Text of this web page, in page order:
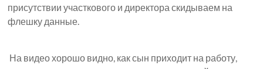
присутствии участкового и директора скидываем на
флешку данные.
На видео хорошо видно, как сын приходит на работу,